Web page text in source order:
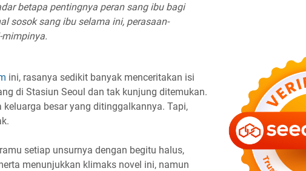
betapa pentingnya peran sang ibu bagi
sosok sang ibu selama ini, perasaan-
mimpinya.
ini, rasanya sedikit banyak menceritakan isi
di Stasiun Seoul dan tak kunjung ditemukan.
besar yang ditinggalkannya. Tapi,
setiap unsurnya dengan begitu halus,
menunjukkan klimaks novel ini, namun